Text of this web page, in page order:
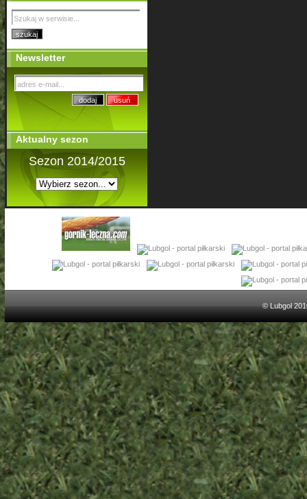
Newsletter
Aktualny sezon
Sezon 2014/2015
© Lubgol